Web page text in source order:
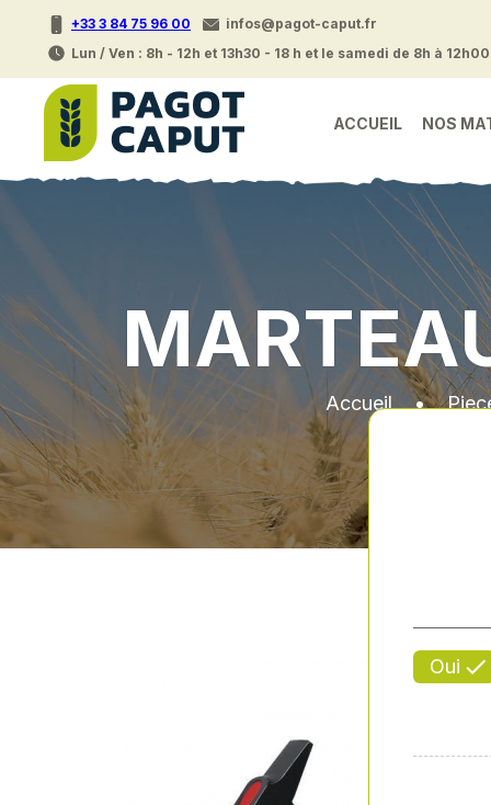
+33 3 84 75 96 00
infos@pagot-caput.fr
Lun / Ven : 8h - 12h et 13h30 - 18 h et le samedi de 8h à 12h00
ACCUEIL NOS
Accueil•
Oui